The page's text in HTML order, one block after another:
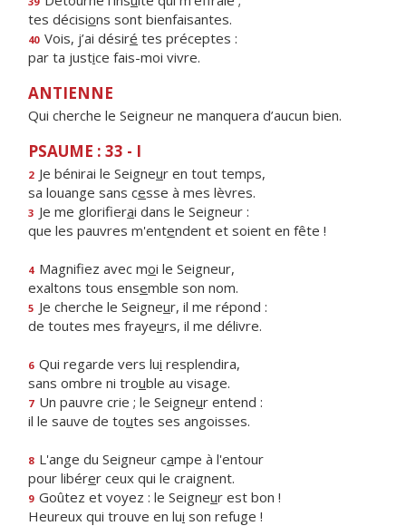
tes décisions sont bienfaisantes.
40 Vois, j’ai désiré tes préceptes :
par ta justice fais-moi vivre.
ANTIENNE
Qui cherche le Seigneur ne manquera d’aucun bien.
PSAUME : 33 - I
2 Je bénirai le Seigneur en tout temps,
sa louange sans cesse à mes lèvres.
3 Je me glorifierai dans le Seigneur :
que les pauvres m'entendent et soient en fête !
4 Magnifiez avec moi le Seigneur,
exaltons tous ensemble son nom.
5 Je cherche le Seigneur, il me répond :
de toutes mes frayeurs, il me délivre.
6 Qui regarde vers lui resplendira,
sans ombre ni trouble au visage.
7 Un pauvre crie ; le Seigneur entend :
il le sauve de toutes ses angoisses.
8 L'ange du Seigneur campe à l'entour
pour libérer ceux qui le craignent.
9 Goûtez et voyez : le Seigneur est bon !
Heureux qui trouve en lui son refuge !